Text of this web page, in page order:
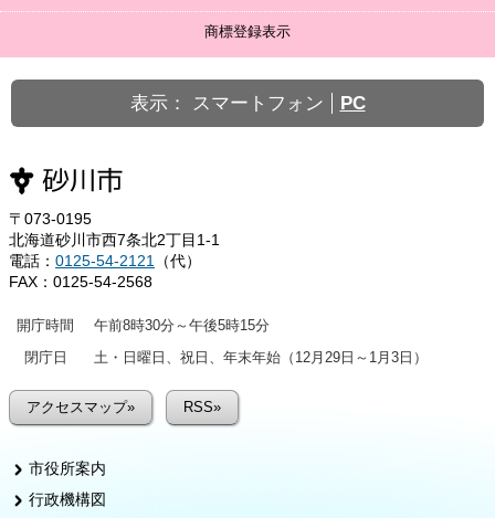
商標登録表示
表示： スマートフォン PC
〒073-0195
北海道砂川市西7条北2丁目1-1
電話： 0125-54-2121
（代）
FAX：0125-54-2568
開庁時間
午前8時30分～午後5時15分
閉庁日
土・日曜日、祝日、年末年始（12月29日～1月3日）
アクセスマップ» RSS»
市役所案内
行政機構図